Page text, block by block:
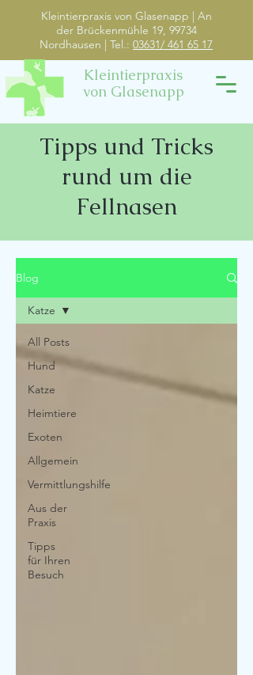
Kleintierpraxis von Glasenapp | An
der Brückenmühle 19, 99734
Nordhausen | Tel.: 03631/ 461 65 17
Kleintierpraxis
von Glasenapp
Tipps und Tricks
rund um die
Fellnasen
Blog
All Posts
Hund
Katze
Heimtiere
Exoten
Allgemein
Vermittlungshilfe
Aus der
Praxis
Tipps
für Ihren
Besuch
Katze